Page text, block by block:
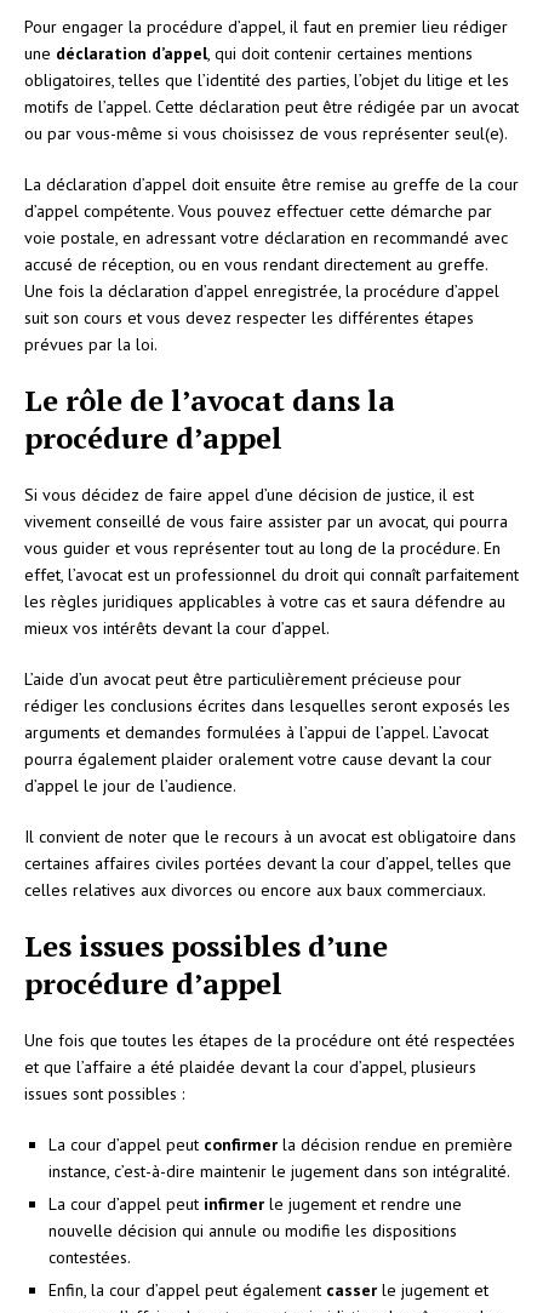
Pour engager la procédure d’appel, il faut en premier lieu rédiger
une déclaration d’appel, qui doit contenir certaines mentions
obligatoires, telles que l’identité des parties, l’objet du litige et les
motifs de l’appel. Cette déclaration peut être rédigée par un avocat
ou par vous-même si vous choisissez de vous représenter seul(e).
La déclaration d’appel doit ensuite être remise au greffe de la cour
d’appel compétente. Vous pouvez effectuer cette démarche par
voie postale, en adressant votre déclaration en recommandé avec
accusé de réception, ou en vous rendant directement au greffe.
Une fois la déclaration d’appel enregistrée, la procédure d’appel
suit son cours et vous devez respecter les différentes étapes
prévues par la loi.
Le rôle de l’avocat dans la
procédure d’appel
Si vous décidez de faire appel d’une décision de justice, il est
vivement conseillé de vous faire assister par un avocat, qui pourra
vous guider et vous représenter tout au long de la procédure. En
effet, l’avocat est un professionnel du droit qui connaît parfaitement
les règles juridiques applicables à votre cas et saura défendre au
mieux vos intérêts devant la cour d’appel.
L’aide d’un avocat peut être particulièrement précieuse pour
rédiger les conclusions écrites dans lesquelles seront exposés les
arguments et demandes formulées à l’appui de l’appel. L’avocat
pourra également plaider oralement votre cause devant la cour
d’appel le jour de l’audience.
Il convient de noter que le recours à un avocat est obligatoire dans
certaines affaires civiles portées devant la cour d’appel, telles que
celles relatives aux divorces ou encore aux baux commerciaux.
Les issues possibles d’une
procédure d’appel
Une fois que toutes les étapes de la procédure ont été respectées
et que l’affaire a été plaidée devant la cour d’appel, plusieurs
issues sont possibles :
La cour d’appel peut confirmer la décision rendue en première
instance, c’est-à-dire maintenir le jugement dans son intégralité.
La cour d’appel peut infirmer le jugement et rendre une
nouvelle décision qui annule ou modifie les dispositions
contestées.
Enfin, la cour d’appel peut également casser le jugement et